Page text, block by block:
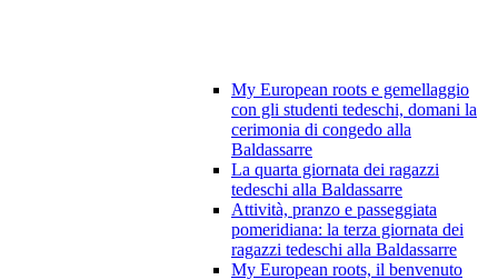
My European roots e gemellaggio
con gli studenti tedeschi, domani la
cerimonia di congedo alla
Baldassarre
La quarta giornata dei ragazzi
tedeschi alla Baldassarre
Attività, pranzo e passeggiata
pomeridiana: la terza giornata dei
ragazzi tedeschi alla Baldassarre
My European roots, il benvenuto